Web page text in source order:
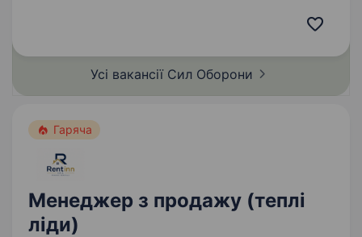
СБС ефективними…
Усі вакансії Сил Оборони
Гаряча
Менеджер з продажу (теплі
ліди)